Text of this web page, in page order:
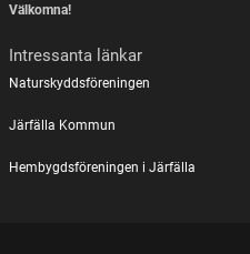
Välkomna!
Intressanta länkar
Naturskyddsföreningen
Järfälla Kommun
Hembygdsföreningen i Järfälla